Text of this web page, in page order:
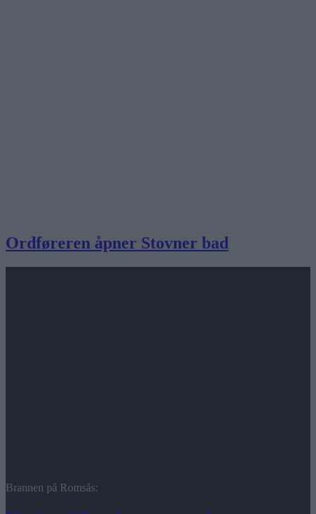
Ordføreren åpner Stovner bad
Brannen på Romsås: